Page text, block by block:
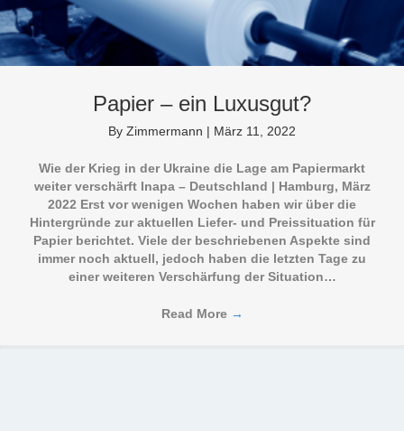
Papier – ein Luxusgut?
By Zimmermann | März 11, 2022
Wie der Krieg in der Ukraine die Lage am Papiermarkt
weiter verschärft Inapa – Deutschland | Hamburg, März
2022 Erst vor wenigen Wochen haben wir über die
Hintergründe zur aktuellen Liefer- und Preissituation für
Papier berichtet. Viele der beschriebenen Aspekte sind
immer noch aktuell, jedoch haben die letzten Tage zu
einer weiteren Verschärfung der Situation…
Read More →